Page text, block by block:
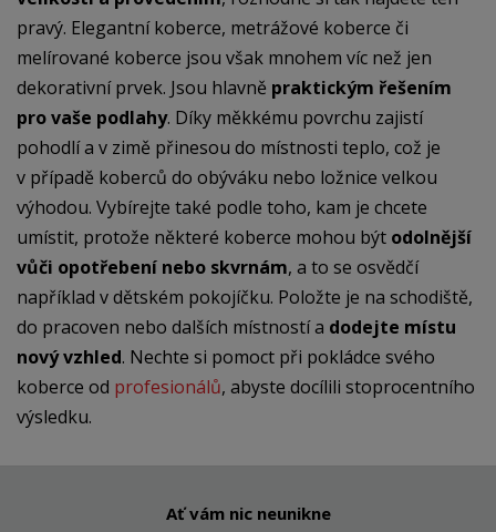
pravý. Elegantní koberce, metrážové koberce či
melírované koberce jsou však mnohem víc než jen
dekorativní prvek. Jsou hlavně praktickým řešením
pro vaše podlahy. Díky měkkému povrchu zajistí
pohodlí a v zimě přinesou do místnosti teplo, což je
v případě koberců do obýváku nebo ložnice velkou
výhodou. Vybírejte také podle toho, kam je chcete
umístit, protože některé koberce mohou být odolnější
vůči opotřebení nebo skvrnám, a to se osvědčí
například v dětském pokojíčku. Položte je na schodiště,
do pracoven nebo dalších místností a dodejte místu
nový vzhled. Nechte si pomoct při pokládce svého
koberce od profesionálů, abyste docílili stoprocentního
výsledku.
Ať vám nic neunikne